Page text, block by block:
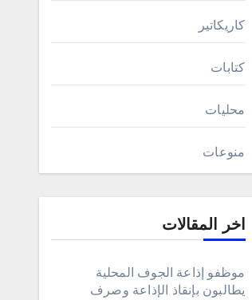
كاريكاتير
كتابات
محليات
منوعات
اخر المقالات
موظفو إذاعة الجوف المحلية
يطالبون بإنقاذ الإذاعة وصرف